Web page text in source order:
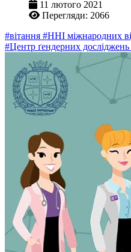
11 лютого 2021
Перегляди: 2066
#вітання #ННІ міжнародних
#Центр ґендерних досліджень